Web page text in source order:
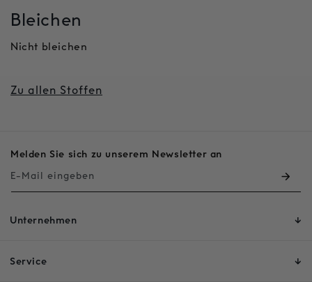
Bleichen
Nicht bleichen
Zu allen Stoffen
Unternehmen
Service
Melden Sie sich zu unserem Newsletter an
E-Mail eingeben